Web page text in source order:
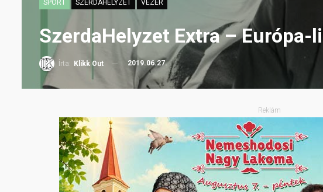
SPORT SZERDAHELYZET VEZÉR
SzerdaHelyzet Extra –
Írta: Klikk Out 2019.06.27.
Reklám